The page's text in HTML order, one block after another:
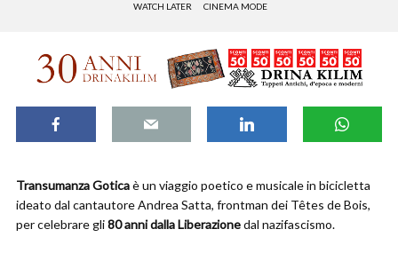
WATCH LATER CINEMA MODE
Transumanza Goticaè un viaggio poetico e musicale in bicicletta
ideato dal cantautore Andrea Satta, frontman dei Têtes de Bois,
per celebrare gli80 anni dalla Liberazionedal nazifascismo.